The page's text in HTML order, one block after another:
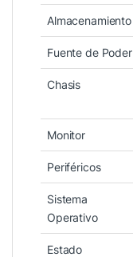
Almacenamiento
Fuente de Poder
Chasis
Monitor
Periféricos
Sistema
Operativo
Estado